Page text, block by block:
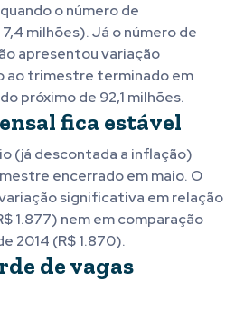
o número de
milhões). Já o número de
apresentou variação
ao trimestre terminado em
próximo de 92,1 milhões.
fica estável
(já descontada a inflação)
encerrado em maio. O
significativa em relação
1.877) nem em comparação
2014 (R$ 1.870).
de vagas